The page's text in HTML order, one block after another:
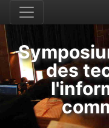
des